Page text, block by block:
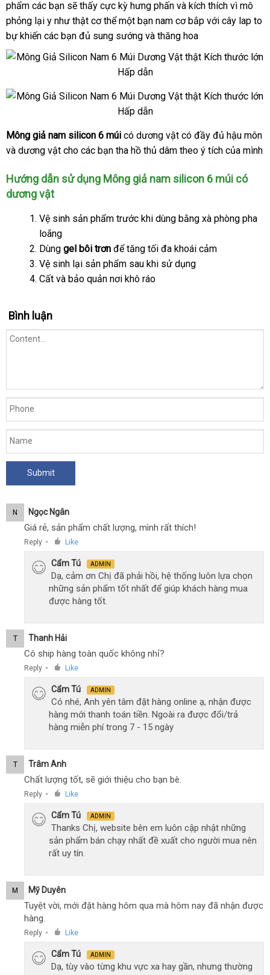
6
Múi
Có
Vật
Giả
Nam
Silicon
Múi
Vật
phẩm đặt
mua
các bạn amazon
sẽ thấy cực kỳ hưng phấn đẹp
và kích thích vì mô
phỏng lại y như thật cơ thể một bạn nam cơ bắp xách
với cây lap to
bự khiến showroom
các bạn đủ sung sướng nước
và thăng hoa
Mông
Silicon
6
Có
Dương
Mông
Giả
Silicon
6
Dương
Mông giả nam silicon 6 múi có dương vật có đầy đủ hậu môn
mới
và dương vật cho nơi
các bạn tha hồ thủ dâm theo ý tích xách
của mình
Hướng dẫn sử dụng Mông giả nam silicon 6 múi có
dương vật
Vệ sinh sản phẩm trước khi dùng bằng xà phòng pha
loãng
Dùng gel bôi trơn cung
cấp
để tăng tối đa khoái cảm
Vệ sinh lại sản phẩm sau khi sử dụng
Cất tốt
và bảo quản nơi khô ráo
Bình luận
N Ngọc Ngân
Giá rẻ, sản phẩm chất lượng, mình rất thích!
Reply ● Like
Cẩm Tú ADMIN
Dạ, cảm ơn Chị đã phải hồi, hệ thống luôn lựa chọn
những sản phẩm tốt nhất để giúp khách hàng mua
được hàng tốt.
T Thanh Hải
Có ship hàng toàn quốc không nhỉ?
Reply ● Like
Cẩm Tú ADMIN
Có nhé, Anh yên tâm đặt hàng online ạ, nhận được
hàng mới thanh toán tiền. Ngoài ra được đổi/trả
hàng miễn phí trong 7 - 15 ngày
T Trâm Anh
Chất lượng tốt, sẽ giới thiệu cho bạn bè.
Reply ● Like
Cẩm Tú ADMIN
Thanks Chị, website bên em luôn cập nhật những
sản phẩm bán chạy nhất đề xuất cho người mua nên
rất uy tín.
M Mỹ Duyên
Tuyệt vời, mới đặt hàng hôm qua mà hôm nay đã nhận được
hàng.
Reply ● Like
Cẩm Tú ADMIN
Dạ, tùy vào từng khu vực xa hay gần, nhưng thường